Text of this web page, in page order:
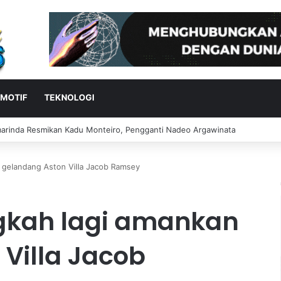
TEKNOLOGI
OTW ke Inggris untuk Rampungkan Transfer
Aston Villa Jacob Ramsey
lagi amankan
Jacob